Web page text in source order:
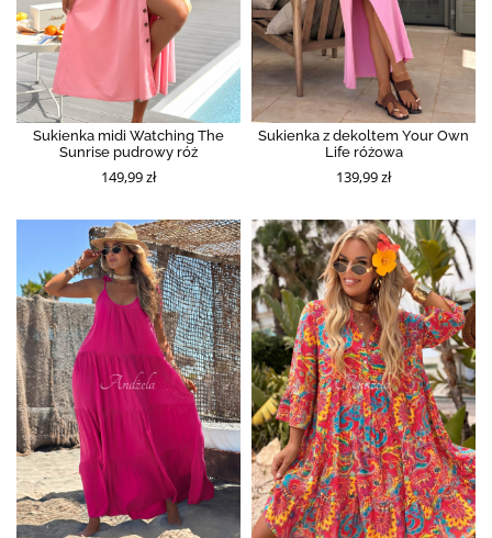
Sukienka midi Watching The
Sunrise pudrowy róż
149,99 zł
Sukienka z dekoltem Your Own
Life różowa
139,99 zł